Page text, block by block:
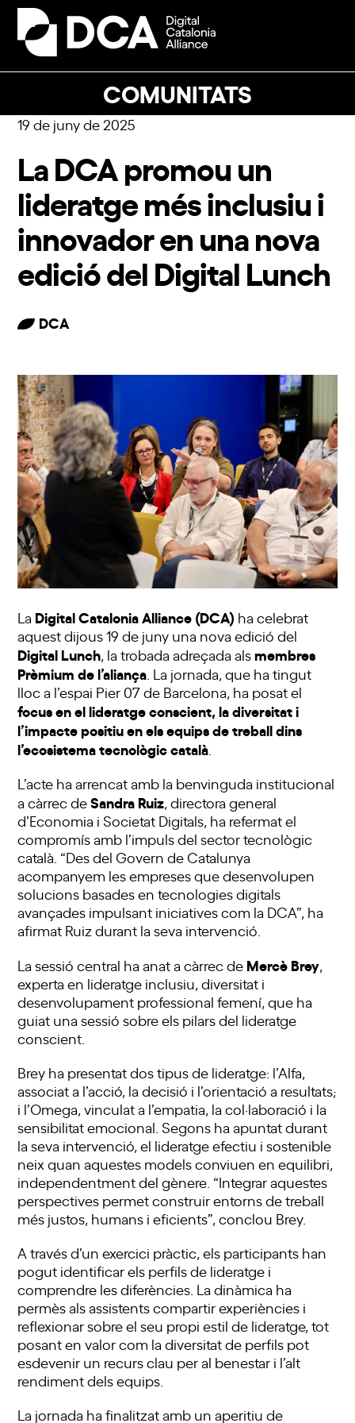
Skip
content
COMUNITATS
Open
mobile
Close
mobile
19 de juny de 2025
La DCA promou un
lideratge més inclusiu i
innovador en una nova
edició del Digital Lunch
DCA
La Digital Catalonia Alliance (DCA) ha celebrat
aquest dijous 19 de juny una nova edició del
Digital Lunch , la trobada adreçada alsmembres
Prèmium de l’aliança . La jornada, que ha tingut
lloc a l’espai Pier 07 de Barcelona, ha posat el
focus en el lideratge conscient, la diversitat i
l’impacte positiu en els equips de treball dins
l’ecosistema tecnològic català
L’acte ha arrencat amb la benvinguda institucional
a càrrec deSandra Ruiz , directora general
d’Economia i Societat Digitals, ha refermat el
compromís amb l’impuls del sector tecnològic
català. “Des del Govern de Catalunya
acompanyem les empreses que desenvolupen
solucions basades en tecnologies digitals
avançades impulsant iniciatives com la DCA”, ha
afirmat Ruiz durant la seva intervenció.
La sessió central ha anat a càrrec de Mercè Brey
experta en lideratge inclusiu, diversitat i
desenvolupament professional femení, que ha
guiat una sessió sobre els pilars del lideratge
conscient.
Brey ha presentat dos tipus de lideratge: l’Alfa,
associat a l’acció, la decisió i l’orientació a resultats;
i l’Omega, vinculat a l’empatia, la col·laboració i la
sensibilitat emocional. Segons ha apuntat durant
la seva intervenció, el lideratge efectiu i sostenible
neix quan aquestes models conviuen en equilibri,
independentment del gènere. “Integrar aquestes
perspectives permet construir entorns de treball
més justos, humans i eficients”, conclou Brey.
A través d’un exercici pràctic, els participants han
pogut identificar els perfils de lideratge i
comprendre les diferències. La dinàmica ha
permès als assistents compartir experiències i
reflexionar sobre el seu propi estil de lideratge, tot
posant en valor com la diversitat de perfils pot
esdevenir un recurs clau per al benestar i l’alt
rendiment dels equips.
La jornada ha finalitzat amb un aperitiu de